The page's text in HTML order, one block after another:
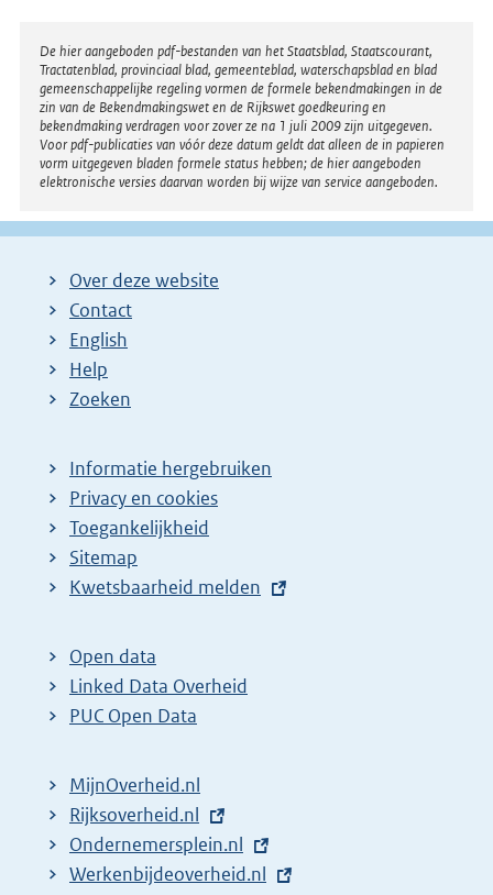
Disclaimer
De hier aangeboden pdf-bestanden van het Staatsblad, Staatscourant,
Tractatenblad, provinciaal blad, gemeenteblad, waterschapsblad en blad
gemeenschappelijke regeling vormen de formele bekendmakingen in de
zin van de Bekendmakingswet en de Rijkswet goedkeuring en
bekendmaking verdragen voor zover ze na 1 juli 2009 zijn uitgegeven.
Voor pdf-publicaties van vóór deze datum geldt dat alleen de in papieren
vorm uitgegeven bladen formele status hebben; de hier aangeboden
elektronische versies daarvan worden bij wijze van service aangeboden.
Over deze website
Contact
English
Help
Zoeken
Informatie hergebruiken
Privacy en cookies
Toegankelijkheid
Sitemap
E
t
e
r
l
i
n
k
Kwetsbaarheid melden
Open data
Linked Data Overheid
PUC Open Data
MijnOverheid.nl
E
x
t
Rijksoverheid.nl
E
x
Ondernemersplein.nl
E
Werkenbijdeoverheid.nl